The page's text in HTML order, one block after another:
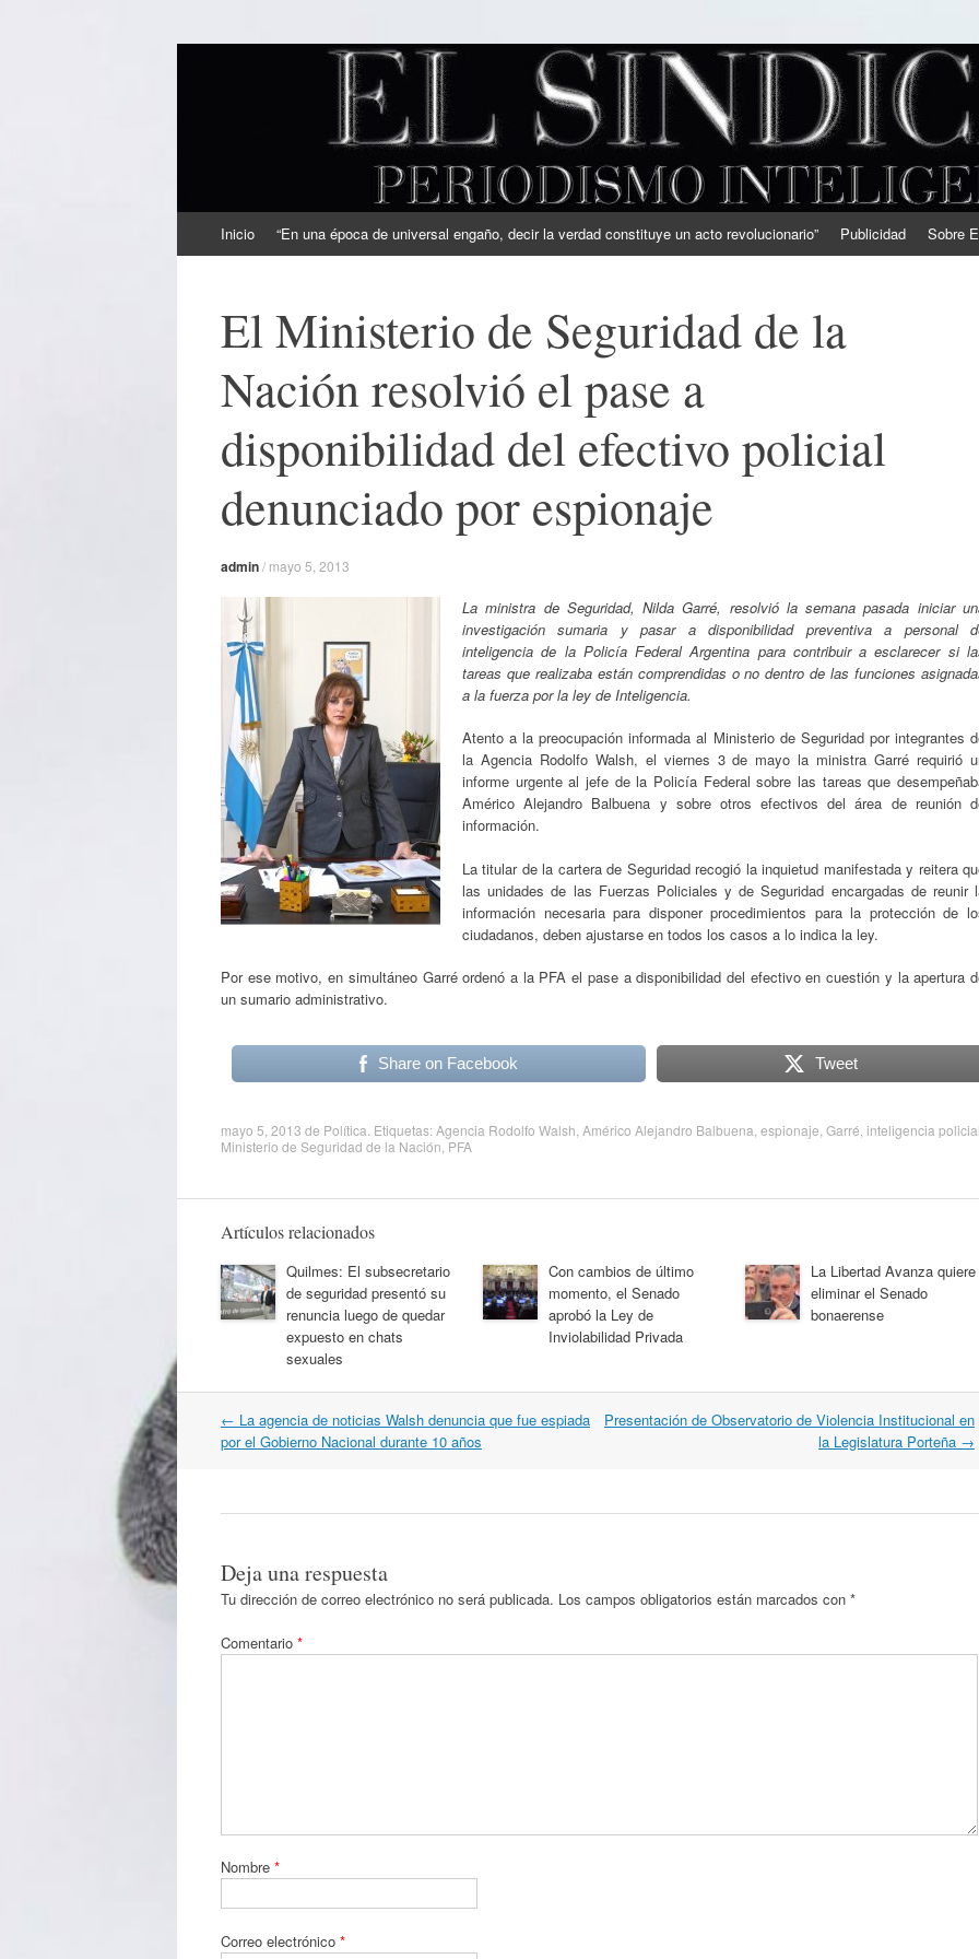
EL SINDICAL
Periodismo Inteligente
al
Inicio “En una época de universal engaño, decir la verdad constituye un acto revolucionario” Publicidad Sobre
El Ministerio de Seguridad de la
Nación resolvió el pase a
disponibilidad del efectivo policial
denunciado por espionaje
admin/ mayo 5, 2013
La ministra de Seguridad, Nilda Garré, resolvió la semana pasada iniciar
investigación sumaria y pasar a disponibilidad preventiva a personal
inteligencia de la Policía Federal Argentina para contribuir a esclarecer si
tareas que realizaba están comprendidas o no dentro de las funciones
a la fuerza por la ley de Inteligencia.
Atento a la preocupación informada al Ministerio de Seguridad por integrantes
la Agencia Rodolfo Walsh, el viernes 3 de mayo la ministra Garré requirió
informe urgente al jefe de la Policía Federal sobre las tareas que
Américo Alejandro Balbuena y sobre otros efectivos del área de reunión
información.
La titular de la cartera de Seguridad recogió la inquietud manifestada y reitera
las unidades de las Fuerzas Policiales y de Seguridad encargadas de reunir
información necesaria para disponer procedimientos para la protección de
ciudadanos, deben ajustarse en todos los casos a lo indica la ley.
Por ese motivo, en simultáneo Garré ordenó a la PFA el pase a disponibilidad del efectivo en cuestión y la apertura
un sumario administrativo.
Share on Facebook Tweet
mayo 5, 2013 de Política . Etiquetas:Agencia Rodolfo Walsh Américo Alejandro Balbuena espionaje Garré inteligencia
Ministerio de Seguridad de la Nación PFA
Artículos relacionados
Quilmes: El subsecretario
de seguridad presentó su
renuncia luego de quedar
expuesto en chats
sexuales
Con cambios de último
momento, el Senado
aprobó la Ley de
Inviolabilidad Privada
La Libertad Avanza quiere
eliminar el Senado
bonaerense
Navegación
por
← La agencia de noticias Walsh denuncia que fue espiada
por el Gobierno Nacional durante 10 años
Presentación de Observatorio de Violencia Institucional en
la Legislatura Porteña →
Deja una respuesta
Tu dirección de correo electrónico no será publicada. Los campos obligatorios están marcados con *
Comentario *
Nombre *
Correo electrónico *